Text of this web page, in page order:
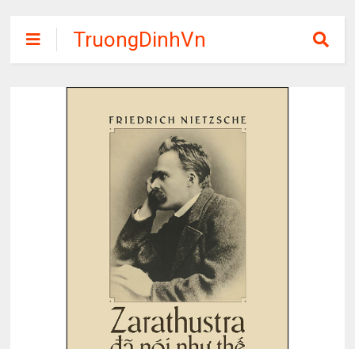
TruongDinhVn
Chia sẽ ebook,
các khóa học,
phần mềm học
tập miễn phí